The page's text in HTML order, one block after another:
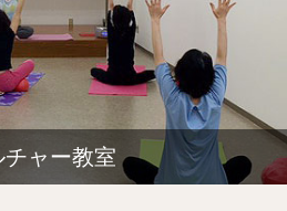
チャー教室